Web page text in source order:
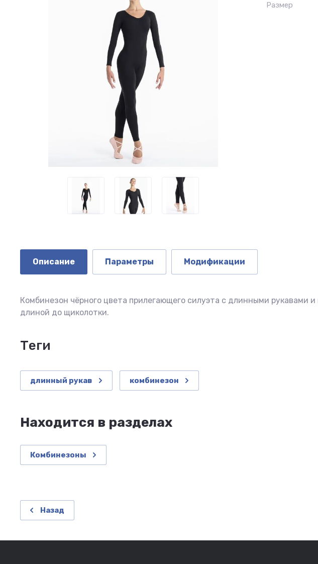
Размер
Описание Параметры Модификации
Комбинезон чёрного цвета прилегающего силуэта с длинными рукавами
длиной до щиколотки.
теги
длинный рукав комбинезон
Находится в разделах
Комбинезоны
Назад